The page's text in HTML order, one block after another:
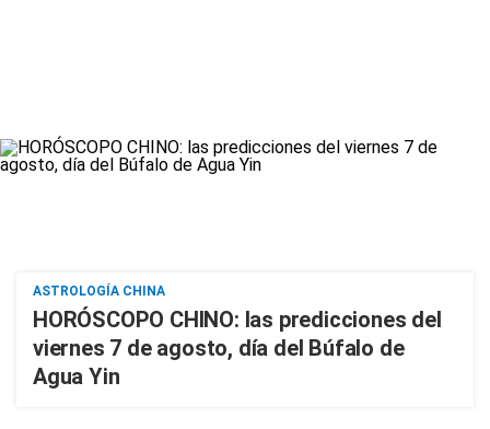
ASTROLOGÍA CHINA
HORÓSCOPO CHINO: las predicciones del
viernes 7 de agosto, día del Búfalo de
Agua Yin